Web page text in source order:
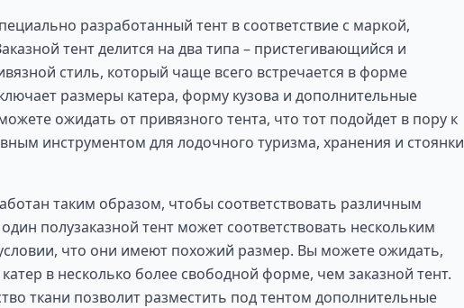
разработанный тент в соответствие с маркой,
тент делится на два типа – пристегивающийся и
стиль, который чаще всего встречается в форме
размеры катера, форму кузова и дополнительные
ожидать от привязного тента, что тот подойдет в пору к
инструментом для лодочного туризма, хранения и стоянки
таким образом, чтобы соответствовать различным
полузаказной тент может соответствовать нескольким
что они имеют похожий размер. Вы можете ожидать,
в несколько более свободной форме, чем заказной тент.
ткани позволит разместить под тентом дополнительные